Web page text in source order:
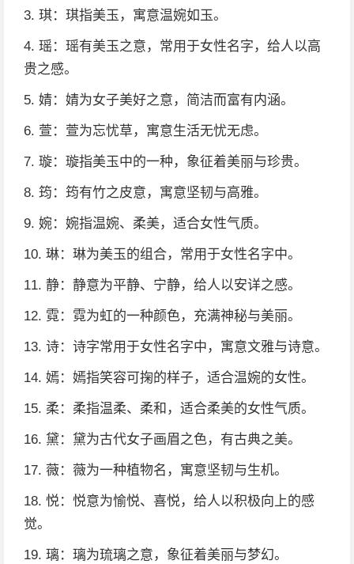
3. 琪：琪指美玉，寓意温婉如玉。
4. 瑶：瑶有美玉之意，常用于女性名字，给人以高
贵之感。
5. 婧：婧为女子美好之意，简洁而富有内涵。
6. 萱：萱为忘忧草，寓意生活无忧无虑。
7. 璇：璇指美玉中的一种，象征着美丽与珍贵。
8. 筠：筠有竹之皮意，寓意坚韧与高雅。
9. 婉：婉指温婉、柔美，适合女性气质。
10. 琳：琳为美玉的组合，常用于女性名字中。
11. 静：静意为平静、宁静，给人以安详之感。
12. 霓：霓为虹的一种颜色，充满神秘与美丽。
13. 诗：诗字常用于女性名字中，寓意文雅与诗意。
14. 嫣：嫣指笑容可掬的样子，适合温婉的女性。
15. 柔：柔指温柔、柔和，适合柔美的女性气质。
16. 黛：黛为古代女子画眉之色，有古典之美。
17. 薇：薇为一种植物名，寓意坚韧与生机。
18. 悦：悦意为愉悦、喜悦，给人以积极向上的感
觉。
19. 璃：璃为琉璃之意，象征着美丽与梦幻。